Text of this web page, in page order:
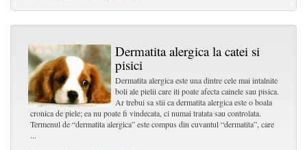
Dermatita alergica la catei si
pisici
Dermatita alergica este una dintre cele mai intalnite
boli ale pielii care iti poate afecta cainele sau pisica.
Ar trebui sa stii ca dermatita alergica este o boala
cronica de piele; ea nu poate fi vindecata, ci numai tratata sau controlata.
Termenul de “dermatita alergica” este compus din cuvantul “dermatita”, care
...